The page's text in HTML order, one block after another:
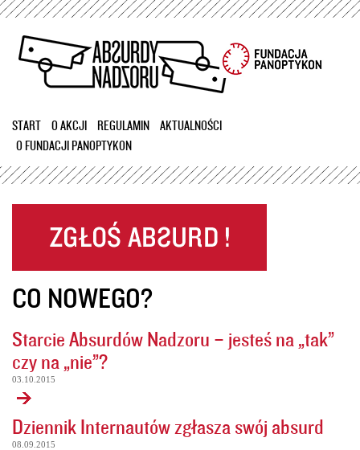
Przejdź
treści
START O AKCJI REGULAMIN
AKTUALNOŚCI
O FUNDACJI PANOPTYKON
CO NOWEGO?
Starcie Absurdów Nadzoru – jesteś na „tak”
czy na „nie”?
03.10.2015
Dziennik Internautów zgłasza swój absurd
08.09.2015